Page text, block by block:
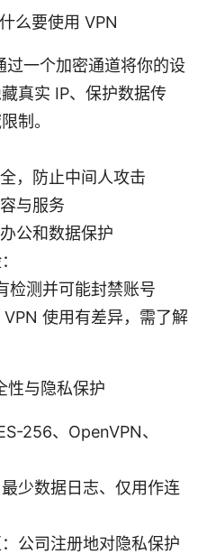
么要使用 VPN
过一个加密通道将你的设
真实 IP、保护数据传
制。
，防止中间人攻击
与服务
公和数据保护
检测并可能封禁账号
使用有差异，需了解
性与隐私保护
256、OpenVPN、
少数据日志、仅用作连
公司注册地对隐私保护